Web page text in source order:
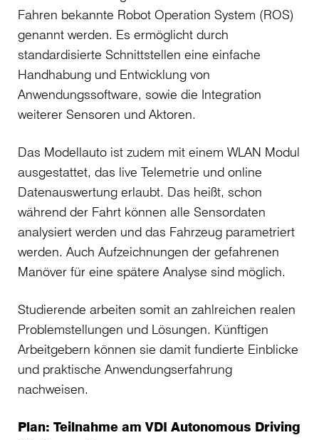
Fahren bekannte Robot Operation System (ROS)
genannt werden. Es ermöglicht durch
standardisierte Schnittstellen eine einfache
Handhabung und Entwicklung von
Anwendungssoftware, sowie die Integration
weiterer Sensoren und Aktoren.
Das Modellauto ist zudem mit einem WLAN Modul
ausgestattet, das live Telemetrie und online
Datenauswertung erlaubt. Das heißt, schon
während der Fahrt können alle Sensordaten
analysiert werden und das Fahrzeug parametriert
werden. Auch Aufzeichnungen der gefahrenen
Manöver für eine spätere Analyse sind möglich.
Studierende arbeiten somit an zahlreichen realen
Problemstellungen und Lösungen. Künftigen
Arbeitgebern können sie damit fundierte Einblicke
und praktische Anwendungserfahrung
nachweisen.
Plan: Teilnahme am VDI Autonomous Driving